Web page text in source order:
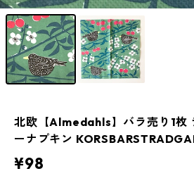
北欧【Almedahls】バラ売り1枚
ーナプキン
¥98